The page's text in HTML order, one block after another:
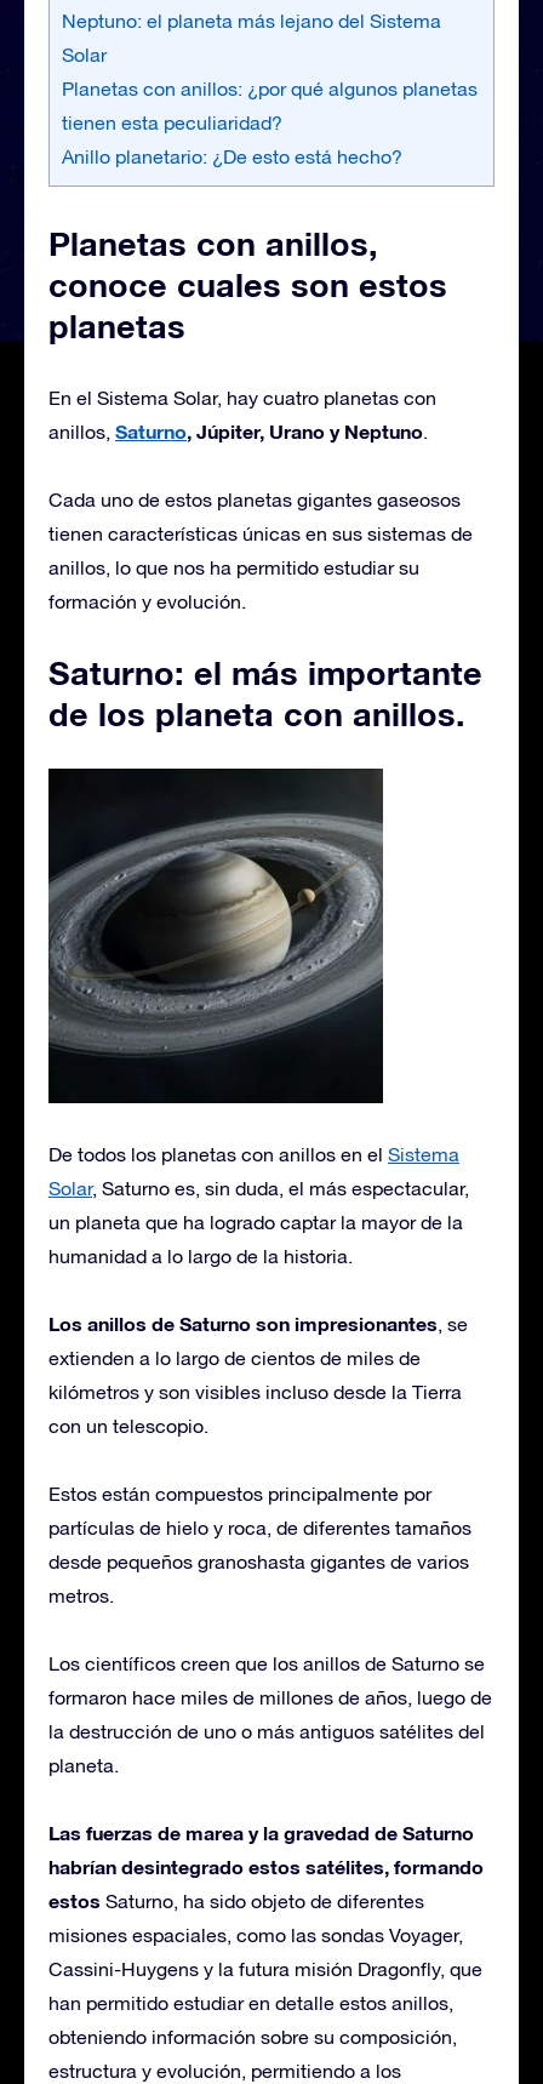
Neptuno: el planeta más lejano del Sistema
Solar
Planetas con anillos: ¿por qué algunos planetas
tienen esta peculiaridad?
Anillo planetario: ¿De esto está hecho?
Planetas con anillos,
conoce cuales son estos
planetas
En el Sistema Solar, hay cuatro planetas con
anillos, Saturno, Júpiter, Urano y Neptuno.
Cada uno de estos planetas gigantes gaseosos
tienen características únicas en sus sistemas de
anillos, lo que nos ha permitido estudiar su
formación y evolución.
Saturno: el más importante
de los planeta con anillos.
De todos los planetas con anillos en el Sistema
Solar, Saturno es, sin duda, el más espectacular,
un planeta que ha logrado captar la mayor de la
humanidad a lo largo de la historia.
Los anillos de Saturno son impresionantes, se
extienden a lo largo de cientos de miles de
kilómetros y son visibles incluso desde la Tierra
con un telescopio.
Estos están compuestos principalmente por
partículas de hielo y roca, de diferentes tamaños
desde pequeños granoshasta gigantes de varios
metros.
Los científicos creen que los anillos de Saturno se
formaron hace miles de millones de años, luego de
la destrucción de uno o más antiguos satélites del
planeta.
Las fuerzas de marea y la gravedad de Saturno
habrían desintegrado estos satélites, formando
estos Saturno, ha sido objeto de diferentes
misiones espaciales, como las sondas Voyager,
Cassini-Huygens y la futura misión Dragonfly, que
han permitido estudiar en detalle estos anillos,
obteniendo información sobre su composición,
estructura y evolución, permitiendo a los